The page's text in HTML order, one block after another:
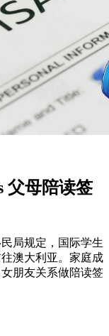
父母陪读签
局规定，国际学生
澳大利亚。家庭成
朋友关系做陪读签